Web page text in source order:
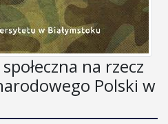
na rzecz
Polski w